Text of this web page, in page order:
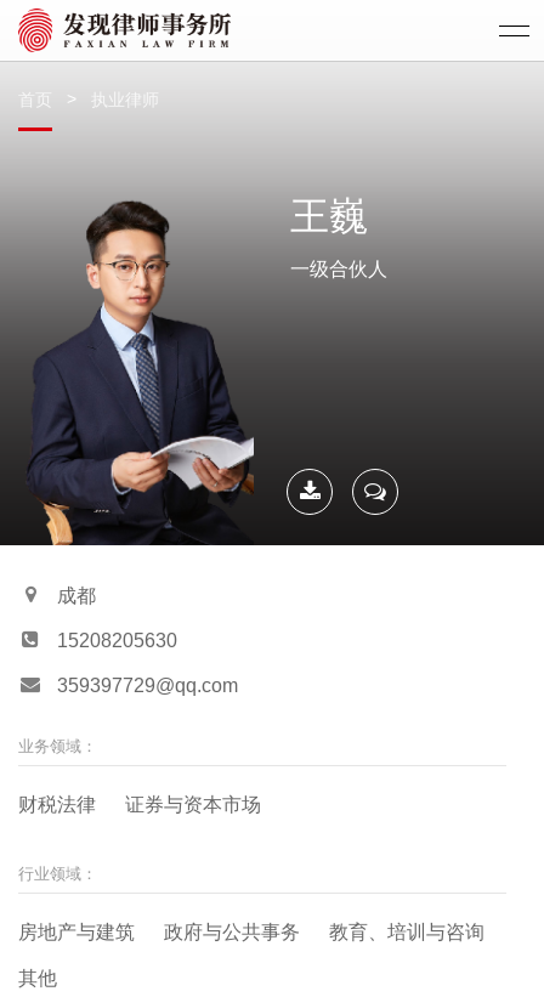
首页 > 执业律师
王巍
一级合伙人
成都
15208205630
359397729@qq.com
业务领域：
财税法律 证券与资本市场
行业领域：
房地产与建筑 政府与公共事务 教育、培训与咨询
其他